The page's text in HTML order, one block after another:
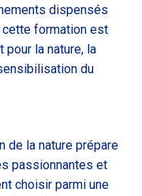
dispensés
cette formation est
pour la nature, la
du
de la nature prépare
passionnantes et
choisir parmi une